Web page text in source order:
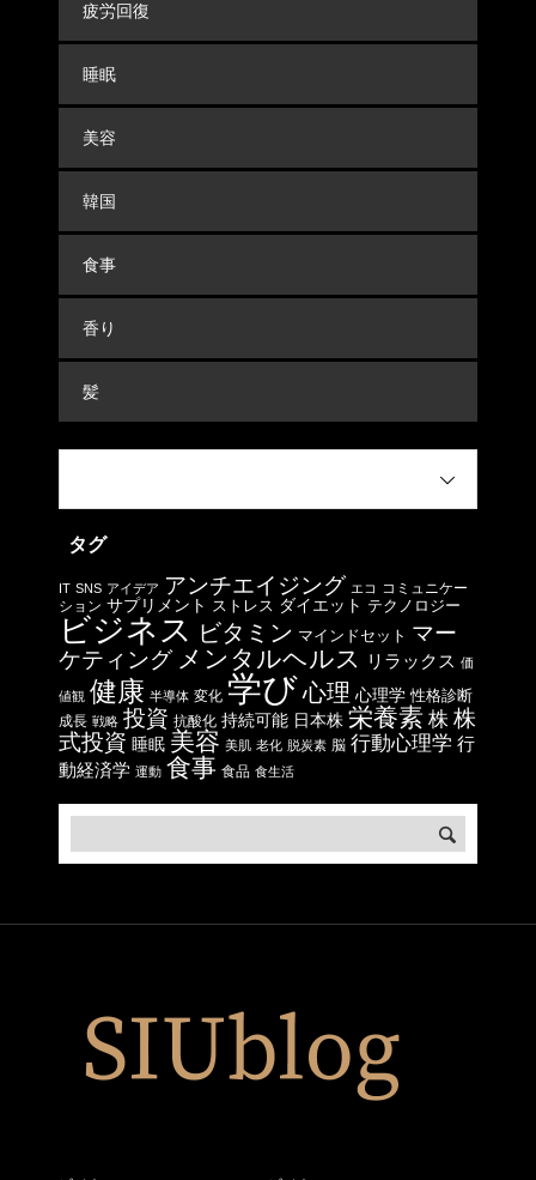
疲労回復
睡眠
美容
韓国
食事
香り
髪
タグ
IT SNS アイデア アンチエイジング エコ コミュニケー
ション サプリメント ストレス ダイエット テクノロジー
ビジネス ビタミン マインドセット マー
ケティング メンタルヘルス リラックス 価
値観 健康 半導体 変化 学び心理 心理学 性格診断
成長 戦略 投資 抗酸化 持続可能 日本株 栄養素 株 株
式投資 睡眠 美容 美肌 老化 脱炭素 脳 行動心理学 行
動経済学 運動 食事 食品 食生活